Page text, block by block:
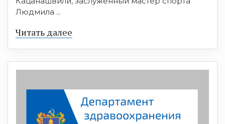
Людмила ...
Читать далее